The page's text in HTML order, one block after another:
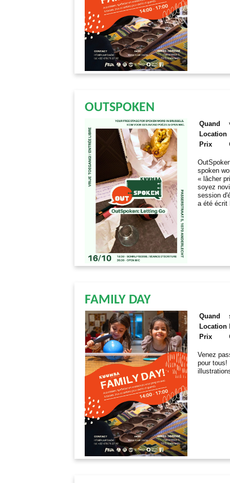
OUTSPOKEN
Quand
Location
Prix
spoken
« lâcher
soyez
session
a été écrit
FAMILY DAY
Quand
Location
Prix
Venez
pour tous!